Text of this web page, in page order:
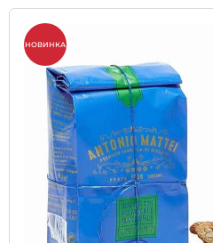
НОВИНКА